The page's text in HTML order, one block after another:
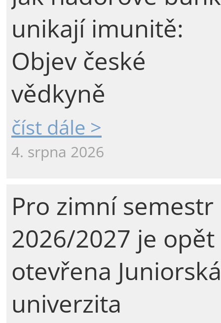
unikají imunitě:
Objev české
vědkyně
číst dále >
4. srpna 2026
Pro zimní semestr
2026/2027 je opět
otevřena Juniorská
univerzita